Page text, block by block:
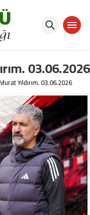
03.06.2026
Yıldırım. 03.06.2026